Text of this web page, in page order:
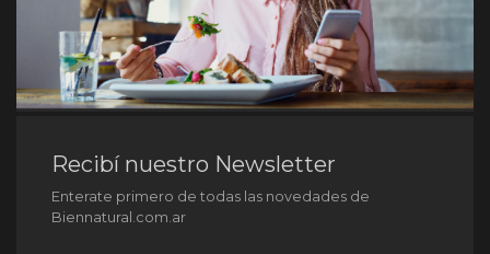
Recibí nuestro Newsletter
Enterate primero de todas las novedades de
Biennatural.com.ar